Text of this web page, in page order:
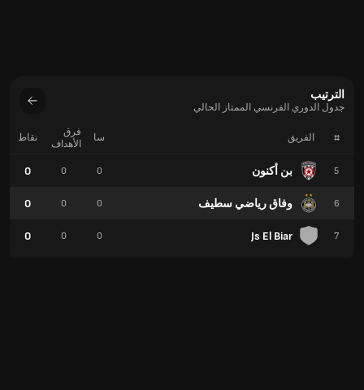
الترتيب
جدول الدوري الفرنسي الممتاز الحالي
# الفريق
5 بن أكنون
6 وفاق رياضي سطيف
7
Js El Biar
سا
فرق
الأهداف
نقاط
0
0
0
0
0
0
0
0
0